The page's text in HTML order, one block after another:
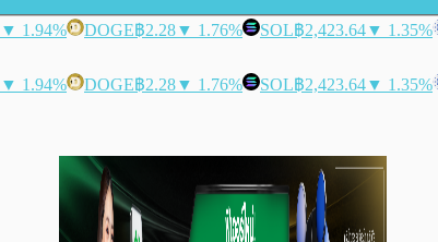
▼ 1.94% DOGE฿2.28▼ 1.76% SOL฿2,423.64▼ 1.35%
▼ 1.94% DOGE฿2.28▼ 1.76% SOL฿2,423.64▼ 1.35%